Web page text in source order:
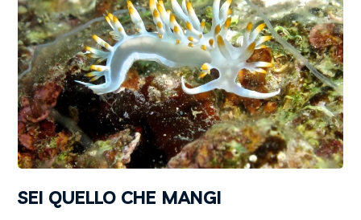
SEI QUELLO CHE MANGI